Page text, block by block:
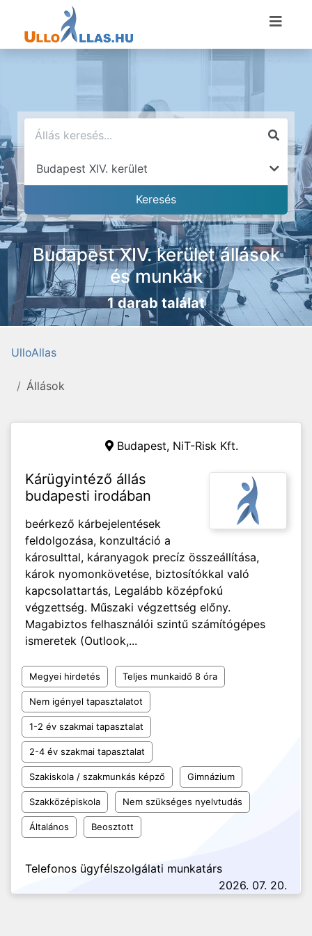
Budapest XIV. kerület állások
és munkák
1 darab találat
UlloAllas
Állások
Budapest, NiT-Risk Kft.
Kárügyintéző állás
budapesti irodában
beérkező kárbejelentések
feldolgozása, konzultáció a
károsulttal, káranyagok precíz összeállítása,
károk nyomonkövetése, biztosítókkal való
kapcsolattartás, Legalább középfokú
végzettség. Műszaki végzettség előny.
Magabiztos felhasználói szintű számítógépes
ismeretek (Outlook,...
Megyei hirdetés Teljes munkaidő 8 óra
Nem igényel tapasztalatot
1-2 év szakmai tapasztalat
2-4 év szakmai tapasztalat
Szakiskola / szakmunkás képző Gimnázium
Szakközépiskola Nem szükséges nyelvtudás
Általános Beosztott
Telefonos ügyfélszolgálati munkatárs
2026. 07. 20.